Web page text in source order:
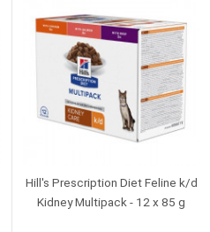
Hill's Prescription Diet Feline k/d
Kidney Multipack - 12 x 85 g